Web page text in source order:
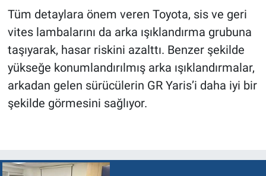
Tüm detaylara önem veren Toyota, sis ve geri
vites lambalarını da arka ışıklandırma grubuna
taşıyarak, hasar riskini azalttı. Benzer şekilde
yükseğe konumlandırılmış arka ışıklandırmalar,
arkadan gelen sürücülerin GR Yaris’i daha iyi bir
şekilde görmesini sağlıyor.